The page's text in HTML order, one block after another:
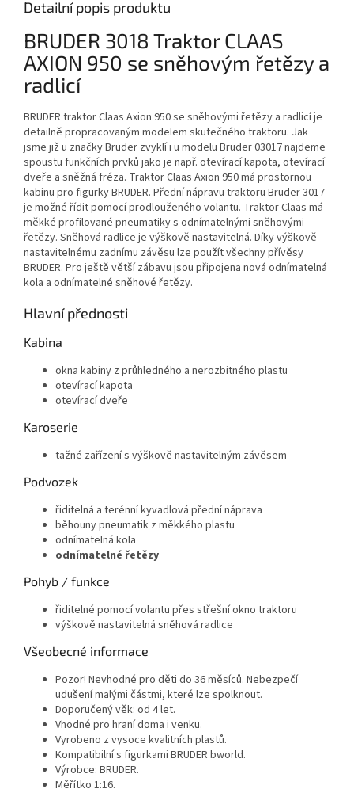
Detailní popis produktu
BRUDER 3018 Traktor CLAAS
AXION 950 se sněhovým řetězy a
radlicí
BRUDER traktor Claas Axion 950 se sněhovými řetězy a radlicí je
detailně propracovaným modelem skutečného traktoru. Jak
jsme již u značky Bruder zvyklí i u modelu Bruder 03017 najdeme
spoustu funkčních prvků jako je např. otevírací kapota, otevírací
dveře a sněžná fréza. Traktor Claas Axion 950 má prostornou
kabinu pro figurky BRUDER. Přední nápravu traktoru Bruder 3017
je možné řídit pomocí prodlouženého volantu. Traktor Claas má
měkké profilované pneumatiky s odnímatelnými sněhovými
řetězy. Sněhová radlice je výškově nastavitelná. Díky výškově
nastavitelnému zadnímu závěsu lze použít všechny přívěsy
BRUDER. Pro ještě větší zábavu jsou připojena nová odnímatelná
kola a odnímatelné sněhové řetězy.
Hlavní přednosti
Kabina
okna kabiny z průhledného a nerozbitného plastu
otevírací kapota
otevírací dveře
Karoserie
tažné zařízení s výškově nastavitelným závěsem
Podvozek
řiditelná a terénní kyvadlová přední náprava
běhouny pneumatik z měkkého plastu
odnímatelná kola
odnímatelné řetězy
Pohyb / funkce
řiditelné pomocí volantu přes střešní okno traktoru
výškově nastavitelná sněhová radlice
Všeobecné informace
Pozor! Nevhodné pro děti do 36 měsíců. Nebezpečí
udušení malými částmi, které lze spolknout.
Doporučený věk: od 4 let.
Vhodné pro hraní doma i venku.
Vyrobeno z vysoce kvalitních plastů.
Kompatibilní s figurkami BRUDER bworld.
Výrobce: BRUDER.
Měřítko 1:16.